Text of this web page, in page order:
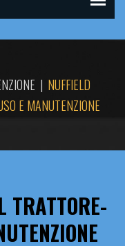
| NUFFIELD
E MANUTENZIONE
TRATTORE-